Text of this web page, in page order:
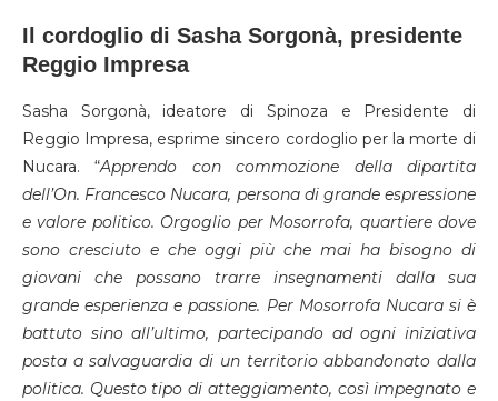
Il cordoglio di Sasha Sorgonà, presidente
Reggio Impresa
Sasha Sorgonà, ideatore di Spinoza e Presidente di
Reggio Impresa, esprime sincero cordoglio per la morte di
Nucara. “Apprendo con commozione della dipartita
dell’On. Francesco Nucara, persona di grande espressione
e valore politico. Orgoglio per Mosorrofa, quartiere dove
sono cresciuto e che oggi più che mai ha bisogno di
giovani che possano trarre insegnamenti dalla sua
grande esperienza e passione. Per Mosorrofa Nucara si è
battuto sino all’ultimo, partecipando ad ogni iniziativa
posta a salvaguardia di un territorio abbandonato dalla
politica. Questo tipo di atteggiamento, così impegnato e